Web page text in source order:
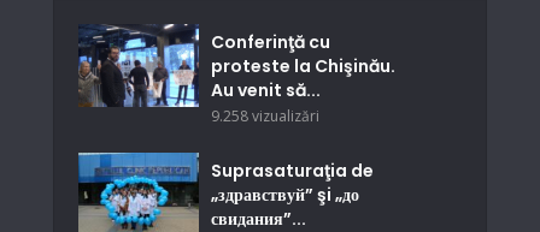
Conferinţă cu
proteste la Chişinău.
Au venit să...
9.258 vizualizări
Suprasaturaţia de
„здравствуй” şi „до
свидания”...